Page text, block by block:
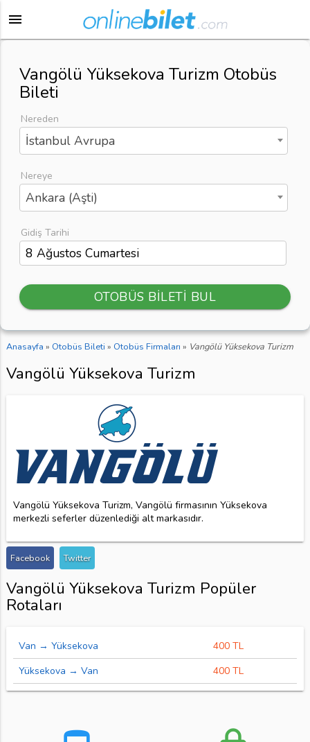
menu
Vangölü Yüksekova Turizm Otobüs
Bileti
Nereden
İstanbul Avrupa
Nereye
Ankara (Aşti)
Gidiş Tarihi
OTOBÜS BİLETİ BUL
Anasayfa » Otobüs Bileti » Otobüs Firmaları » Vangölü Yüksekova Turizm
Vangölü Yüksekova Turizm
Vangölü Yüksekova Turizm, Vangölü firmasının Yüksekova
merkezli seferler düzenlediği alt markasıdır.
Facebook Twitter
Vangölü Yüksekova Turizm Popüler
Rotaları
Van → Yüksekova
400 TL
Yüksekova → Van
400 TL